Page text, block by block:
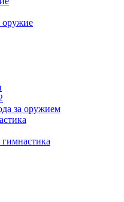
оружие
за оружием